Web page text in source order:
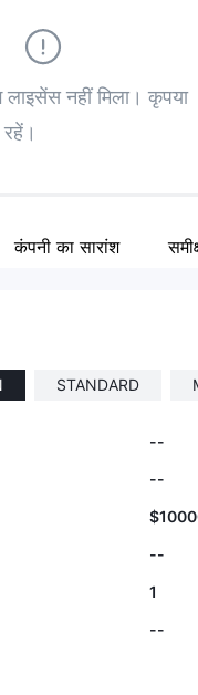
लाइसेंस नहीं मिला। कृपया
कंपनी का सारांश
STANDARD
--
--
--
1
--